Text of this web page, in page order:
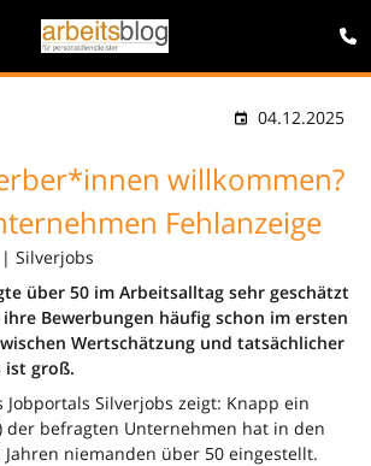
04.12.2025
willkommen?
Fehlanzeige
Silverjobs
über 50 im Arbeitsalltag sehr geschätzt
Bewerbungen häufig schon im ersten
Wertschätzung und tatsächlicher
ist groß.
Jobportals Silverjobs zeigt: Knapp ein
der befragten Unternehmen hat in den
niemanden über 50 eingestellt.